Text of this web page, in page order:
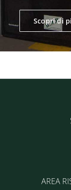
Scopri di
AREA